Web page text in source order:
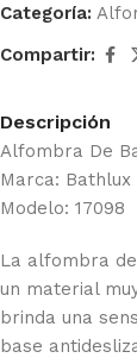
Categoría:
Compartir:
Descripción
Alfombra De
Marca: Bathlux
Modelo: 17098
La alfombra
un material
brinda una
base